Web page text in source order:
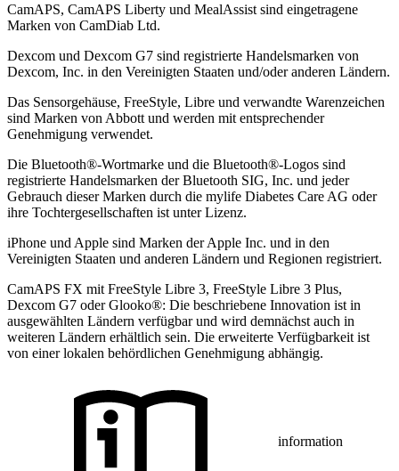
CamAPS, CamAPS Liberty und MealAssist sind eingetragene
Marken von CamDiab Ltd.
Dexcom und Dexcom G7 sind registrierte Handelsmarken von
Dexcom, Inc. in den Vereinigten Staaten und/oder anderen Ländern.
Das Sensorgehäuse, FreeStyle, Libre und verwandte Warenzeichen
sind Marken von Abbott und werden mit entsprechender
Genehmigung verwendet.
Die Bluetooth®-Wortmarke und die Bluetooth®-Logos sind
registrierte Handelsmarken der Bluetooth SIG, Inc. und jeder
Gebrauch dieser Marken durch die mylife Diabetes Care AG oder
ihre Tochtergesellschaften ist unter Lizenz.
iPhone und Apple sind Marken der Apple Inc. und in den
Vereinigten Staaten und anderen Ländern und Regionen registriert.
CamAPS FX mit FreeStyle Libre 3, FreeStyle Libre 3 Plus,
Dexcom G7 oder Glooko®: Die beschriebene Innovation ist in
ausgewählten Ländern verfügbar und wird demnächst auch in
weiteren Ländern erhältlich sein. Die erweiterte Verfügbarkeit ist
von einer lokalen behördlichen Genehmigung abhängig.
information